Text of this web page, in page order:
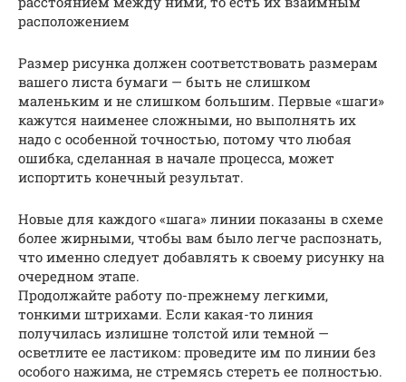
расположением
Размер рисунка должен соответствовать размерам
вашего листа бумаги — быть не слишком
маленьким и не слишком большим. Первые «шаги»
кажутся наименее сложными, но выполнять их
надо с особенной точностью, потому что любая
ошибка, сделанная в начале процесса, может
испортить конечный результат.
Новые для каждого «шага» линии показаны в схеме
более жирными, чтобы вам было легче распознать,
что именно следует добавлять к своему рисунку на
очередном этапе.
Продолжайте работу по-прежнему легкими,
тонкими штрихами. Если какая-то линия
получилась излишне толстой или темной —
осветлите ее ластиком: проведите им по линии без
особого нажима, не стремясь стереть ее полностью.